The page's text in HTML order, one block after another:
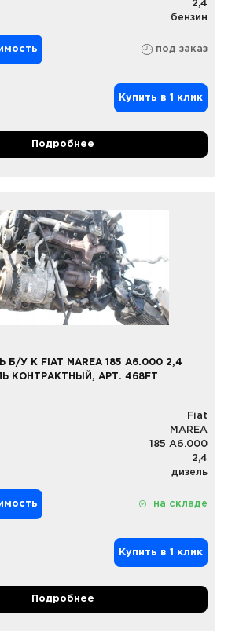
2,4
бензин
под заказ
Купить в 1 клик
Подробнее
Б/У К FIAT MAREA 185 A6.000 2,4
КОНТРАКТНЫЙ, АРТ. 468FT
Fiat
MAREA
185 A6.000
2,4
дизель
на складе
Купить в 1 клик
Подробнее